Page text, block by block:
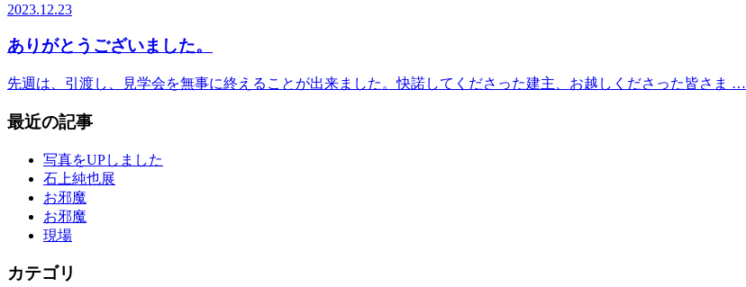
2023.12.23
ありがとうございました。
先週は、引渡し、見学会を無事に終えることが出来ました。快諾してくださった建主、お越しくださった皆さま …
最近の記事
写真をUPしました
石上純也展
お邪魔
お邪魔
現場
カテゴリ